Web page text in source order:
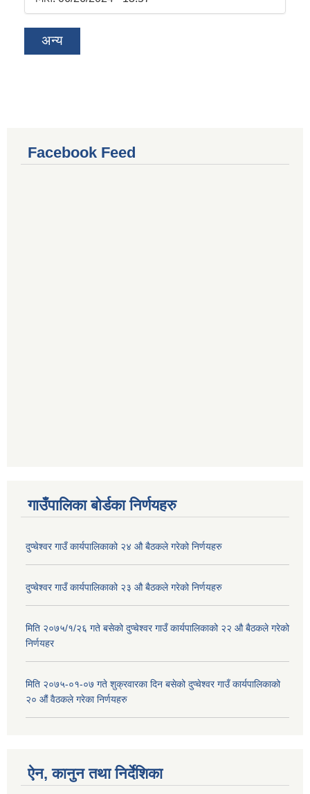
अन्य
Facebook Feed
गाउँपालिका बोर्डका निर्णयहरु
दुप्चेश्वर गाउँ कार्यपालिकाको २४ औ बैठकले गरेको निर्णयहरु
दुप्चेश्वर गाउँ कार्यपालिकाको २३ औ बैठकले गरेको निर्णयहरु
मिति २०७५/१/२६ गते बसेको दुप्चेश्वर गाउँ कार्यपालिकाको २२ औ बैठकले गरेको
निर्णयहर
मिति २०७५-०१-०७ गते शुक्रवारका दिन बसेको दुप्चेश्वर गाउँ कार्यपालिकाको
२० औं वैठकले गरेका निर्णयहरु
ऐन, कानुन तथा निर्देशिका